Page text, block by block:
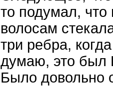
то подумал,
волосам
три ребра,
думаю, это был
Было довольно